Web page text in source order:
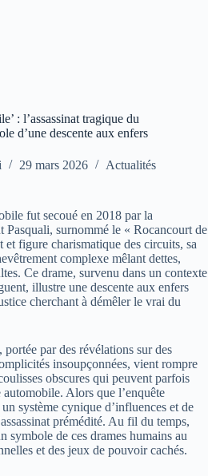
: l’assassinat tragique du
d’une descente aux enfers
29 mars 2026 Actualités
fut secoué en 2018 par la
surnommé le « Rocancourt de
figure charismatique des circuits, sa
complexe mêlant dettes,
Ce drame, survenu dans un contexte
illustre une descente aux enfers
cherchant à démêler le vrai du
par des révélations sur des
insoupçonnées, vient rompre
obscures qui peuvent parfois
Alors que l’enquête
système cynique d’influences et de
prémédité. Au fil du temps,
symbole de ces drames humains au
et des jeux de pouvoir cachés.